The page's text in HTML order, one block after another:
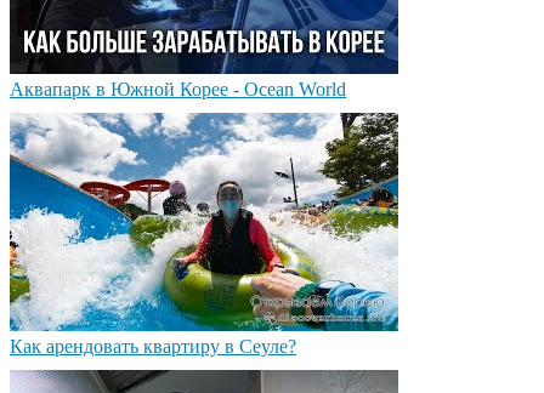
Аквапарк в Южной Корее - Ocean World
Как арендовать квартиру в Сеуле?